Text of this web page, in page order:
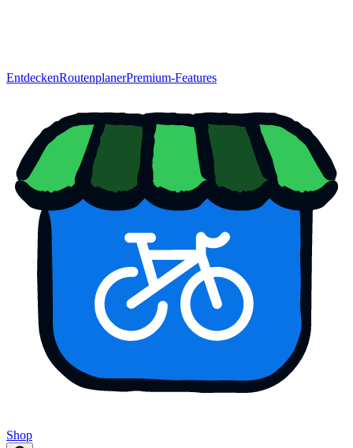
EntdeckenRoutenplanerPremium-Features
Shop